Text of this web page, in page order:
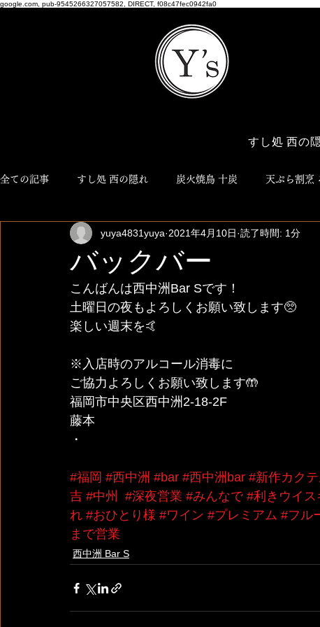
google.com, pub-9545266327057582, DIRECT, f08c47fec0942fa0
すし処 西の
全ての記事 すし処 西の隠れ 炭火焼鳥 十炭 天ぷら割烹
博多おでん ろく NEO JYUTAN ワイズ商店
バックバー
yuya4831yuya 2021年4月10日 読了時間: 1分
こんばんは西中洲Bar Sです！
土曜日の夜もよろしくお願い致します🥺
楽しい週末を🤙
※入店時のアルコール消毒に
ご協力よろしくお願い致します🤲
福岡市中央区西中洲2-18-2F
藤本
・
#福岡 #西中洲 #bar #西中洲bar #新作カク
吉 #中州 #深夜営業 #みんなで #利きウイス
れ #おひとり様 #ワイン #プレミアム #フル
まで営業
西中洲 Bar S